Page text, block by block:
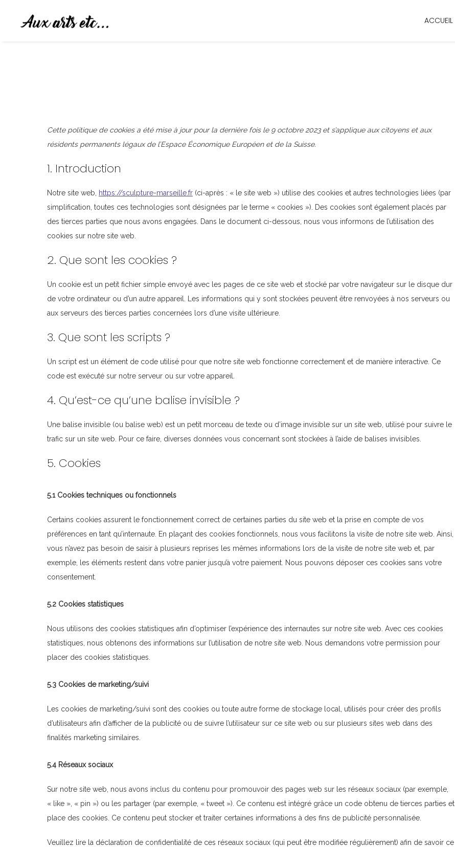
ACCUEIL
Cette politique de cookies a été mise à jour pour la dernière fois le 9 octobre 2023 et s’applique aux citoyens et aux
résidents permanents légaux de l’Espace Économique Européen et de la Suisse.
1. Introduction
Notre site web, https://sculpture-marseille.fr (ci-après : « le site web ») utilise des cookies et autres technologies liées (par
simplification, toutes ces technologies sont désignées par le terme « cookies »). Des cookies sont également placés par
des tierces parties que nous avons engagées. Dans le document ci-dessous, nous vous informons de l’utilisation des
cookies sur notre site web.
2. Que sont les cookies ?
Un cookie est un petit fichier simple envoyé avec les pages de ce site web et stocké par votre navigateur sur le disque dur
de votre ordinateur ou d’un autre appareil. Les informations qui y sont stockées peuvent être renvoyées à nos serveurs ou
aux serveurs des tierces parties concernées lors d’une visite ultérieure.
3. Que sont les scripts ?
Un script est un élément de code utilisé pour que notre site web fonctionne correctement et de manière interactive. Ce
code est exécuté sur notre serveur ou sur votre appareil.
4. Qu’est-ce qu’une balise invisible ?
Une balise invisible (ou balise web) est un petit morceau de texte ou d’image invisible sur un site web, utilisé pour suivre le
trafic sur un site web. Pour ce faire, diverses données vous concernant sont stockées à l’aide de balises invisibles.
5. Cookies
5.1 Cookies techniques ou fonctionnels
Certains cookies assurent le fonctionnement correct de certaines parties du site web et la prise en compte de vos
préférences en tant qu’internaute. En plaçant des cookies fonctionnels, nous vous facilitons la visite de notre site web. Ainsi,
vous n’avez pas besoin de saisir à plusieurs reprises les mêmes informations lors de la visite de notre site web et, par
exemple, les éléments restent dans votre panier jusqu’à votre paiement. Nous pouvons déposer ces cookies sans votre
consentement.
5.2 Cookies statistiques
Nous utilisons des cookies statistiques afin d’optimiser l’expérience des internautes sur notre site web. Avec ces cookies
statistiques, nous obtenons des informations sur l’utilisation de notre site web. Nous demandons votre permission pour
placer des cookies statistiques.
5.3 Cookies de marketing/suivi
Les cookies de marketing/suivi sont des cookies ou toute autre forme de stockage local, utilisés pour créer des profils
d’utilisateurs afin d’afficher de la publicité ou de suivre l’utilisateur sur ce site web ou sur plusieurs sites web dans des
finalités marketing similaires.
5.4 Réseaux sociaux
Sur notre site web, nous avons inclus du contenu pour promouvoir des pages web sur les réseaux sociaux (par exemple,
« like », « pin ») ou les partager (par exemple, « tweet »). Ce contenu est intégré grâce un code obtenu de tierces parties et
place des cookies. Ce contenu peut stocker et traiter certaines informations à des fins de publicité personnalisée.
Veuillez lire la déclaration de confidentialité de ces réseaux sociaux (qui peut être modifiée régulièrement) afin de savoir ce